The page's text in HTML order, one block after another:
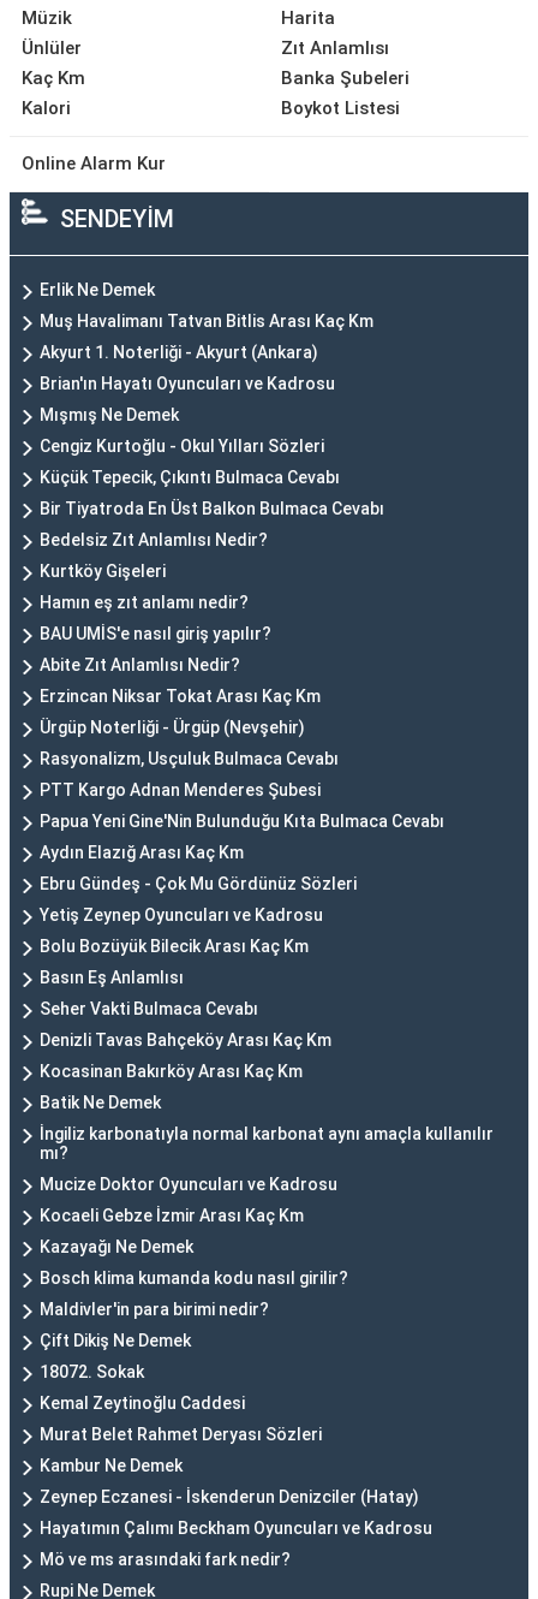
Müzik
Ünlüler
Kaç Km
Kalori
Harita
Zıt Anlamlısı
Banka Şubeleri
Boykot Listesi
Online Alarm Kur
SENDEYİM
Erlik Ne Demek
Muş Havalimanı Tatvan Bitlis Arası Kaç Km
Akyurt 1. Noterliği - Akyurt (Ankara)
Brian'ın Hayatı Oyuncuları ve Kadrosu
Mışmış Ne Demek
Cengiz Kurtoğlu - Okul Yılları Sözleri
Küçük Tepecik, Çıkıntı Bulmaca Cevabı
Bir Tiyatroda En Üst Balkon Bulmaca Cevabı
Bedelsiz Zıt Anlamlısı Nedir?
Kurtköy Gişeleri
Hamın eş zıt anlamı nedir?
BAU UMİS'e nasıl giriş yapılır?
Abite Zıt Anlamlısı Nedir?
Erzincan Niksar Tokat Arası Kaç Km
Ürgüp Noterliği - Ürgüp (Nevşehir)
Rasyonalizm, Usçuluk Bulmaca Cevabı
PTT Kargo Adnan Menderes Şubesi
Papua Yeni Gine'Nin Bulunduğu Kıta Bulmaca Cevabı
Aydın Elazığ Arası Kaç Km
Ebru Gündeş - Çok Mu Gördünüz Sözleri
Yetiş Zeynep Oyuncuları ve Kadrosu
Bolu Bozüyük Bilecik Arası Kaç Km
Basın Eş Anlamlısı
Seher Vakti Bulmaca Cevabı
Denizli Tavas Bahçeköy Arası Kaç Km
Kocasinan Bakırköy Arası Kaç Km
Batik Ne Demek
İngiliz karbonatıyla normal karbonat aynı amaçla kullanılır
mı?
Mucize Doktor Oyuncuları ve Kadrosu
Kocaeli Gebze İzmir Arası Kaç Km
Kazayağı Ne Demek
Bosch klima kumanda kodu nasıl girilir?
Maldivler'in para birimi nedir?
Çift Dikiş Ne Demek
18072. Sokak
Kemal Zeytinoğlu Caddesi
Murat Belet Rahmet Deryası Sözleri
Kambur Ne Demek
Zeynep Eczanesi - İskenderun Denizciler (Hatay)
Hayatımın Çalımı Beckham Oyuncuları ve Kadrosu
Mö ve ms arasındaki fark nedir?
Rupi Ne Demek